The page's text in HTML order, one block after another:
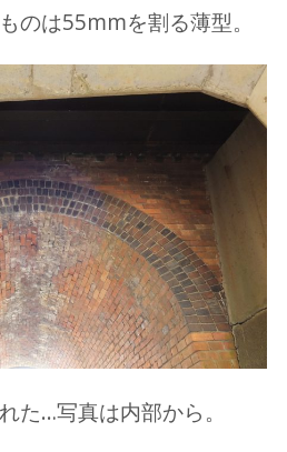
のは55mmを割る薄型。
た…写真は内部から。